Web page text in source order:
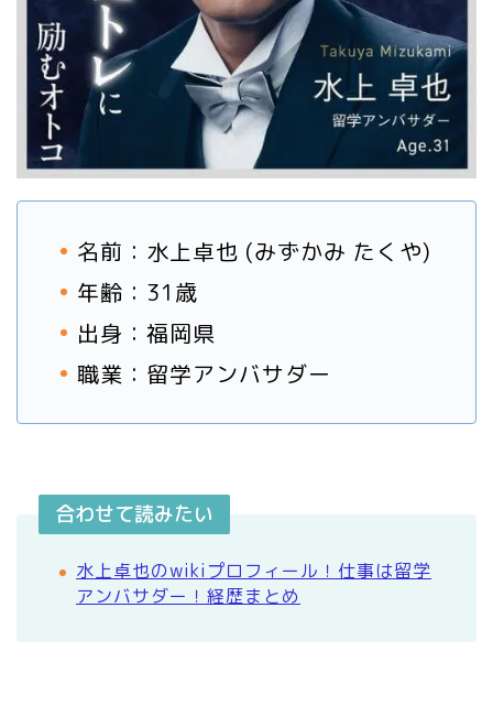
名前：水上卓也 (みずかみ たくや)
年齢：31歳
出身：福岡県
職業：留学アンバサダー
合わせて読みたい
水上卓也のwikiプロフィール！仕事は留学
アンバサダー！経歴まとめ